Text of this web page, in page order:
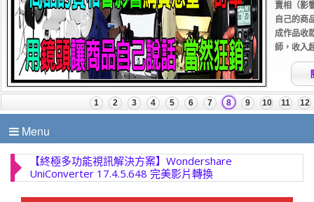
Menu
【終極多功能視訊解決方案】Wondershare
UniConverter 17.4.5.648 完美影片轉換